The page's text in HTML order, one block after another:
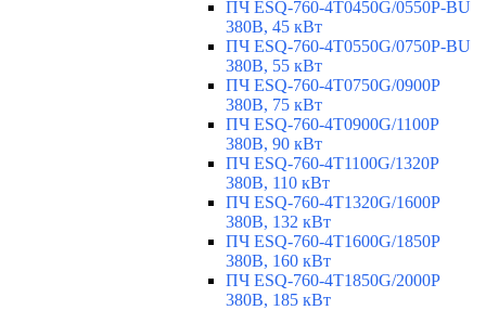
ПЧ ESQ-760-4T0450G/0550P-BU
380В, 45 кВт
ПЧ ESQ-760-4T0550G/0750P-BU
380В, 55 кВт
ПЧ ESQ-760-4T0750G/0900P
380В, 75 кВт
ПЧ ESQ-760-4T0900G/1100P
380В, 90 кВт
ПЧ ESQ-760-4T1100G/1320P
380В, 110 кВт
ПЧ ESQ-760-4T1320G/1600P
380В, 132 кВт
ПЧ ESQ-760-4T1600G/1850P
380В, 160 кВт
ПЧ ESQ-760-4T1850G/2000P
380В, 185 кВт